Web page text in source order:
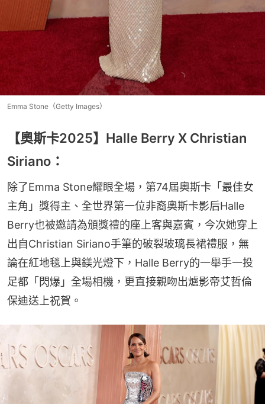
Emma Stone（Getty Images）
【奧斯卡2025】Halle Berry X Christian
Siriano：
除了Emma Stone耀眼全場，第74屆奧斯卡「最佳女
主角」獎得主、全世界第一位非裔奧斯卡影后Halle
Berry也被邀請為頒獎禮的座上客與嘉賓，今次她穿上
出自Christian Siriano手筆的破裂玻璃長裙禮服，無
論在紅地毯上與鎂光燈下，Halle Berry的一舉手一投
足都「閃爆」全場相機，更直接親吻出爐影帝艾哲倫
保迪送上祝賀。